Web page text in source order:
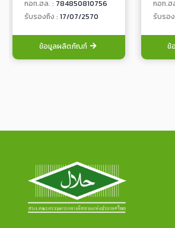
กอท.ฮล. : 784850810756
รับรองถึง : 17/07/2570
ข้อมูลผลิตภัณฑ์
กอท.ฮ
รับรอ
ข้